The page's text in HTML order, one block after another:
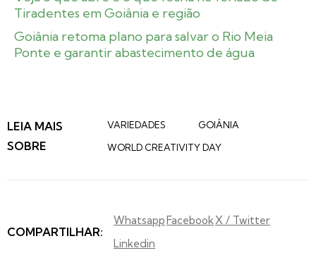
Tiradentes em Goiânia e região
Goiânia retoma plano para salvar o Rio Meia
Ponte e garantir abastecimento de água
LEIA MAIS
SOBRE
VARIEDADES
GOIÂNIA
WORLD CREATIVITY DAY
COMPARTILHAR:
Whatsapp FacebookX / Twitter
Linkedin